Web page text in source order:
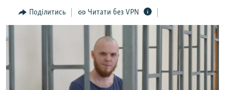
ВСЕ ЗА ДЕНЬ
ВІДЕОУРОКИ «ELIFBE»
СВІДЧЕННЯ ОКУПАЦІЇ
ЯК ОБІЙТИ БЛОКУВАННЯ
Поділитись Читати без VPN